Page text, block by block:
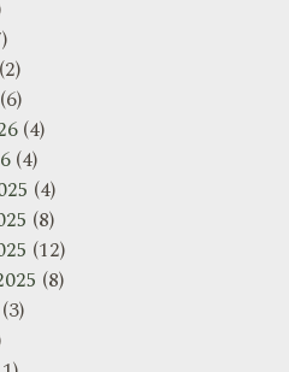
(2)
(6)
(4)
(4)
(4)
(8)
(12)
(8)
(3)